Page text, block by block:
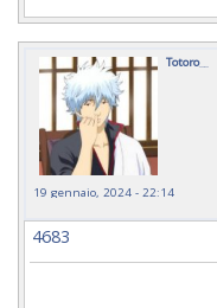
Totoro__
19 gennaio, 2024 - 22:14
4683